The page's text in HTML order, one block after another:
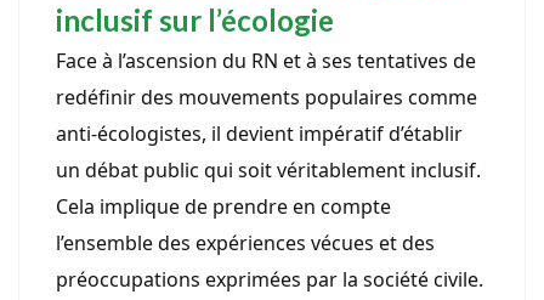
inclusif sur l’écologie
Face à l’ascension du RN et à ses tentatives de
redéfinir des mouvements populaires comme
anti-écologistes, il devient impératif d’établir
un débat public qui soit véritablement inclusif.
Cela implique de prendre en compte
l’ensemble des expériences vécues et des
préoccupations exprimées par la société civile.